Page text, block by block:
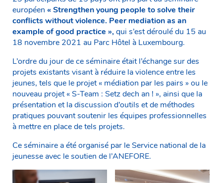
européen « Strengthen young people to solve their
conflicts without violence. Peer mediation as an
example of good practice »,qui s’est déroulé du 15 au
18 novembre 2021 au Parc Hôtel à Luxembourg.
L’ordre du jour de ce séminaire était l’échange sur des
projets existants visant à réduire la violence entre les
jeunes, tels que le projet « médiation par les pairs » ou le
nouveau projet « S-Team : Setz dech an ! », ainsi que la
présentation et la discussion d’outils et de méthodes
pratiques pouvant soutenir les équipes professionnelles
à mettre en place de tels projets.
Ce séminaire a été organisé par le Service national de la
jeunesse avec le soutien de l’ANEFORE.